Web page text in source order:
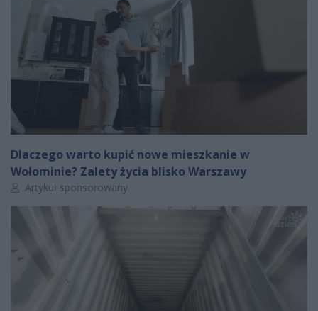
Dlaczego warto kupić nowe mieszkanie w
Wołominie? Zalety życia blisko Warszawy
Autor artykułu:
Artykuł sponsorowany